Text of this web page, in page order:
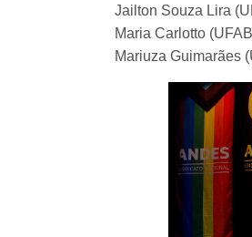
Jailton Souza Lira
Maria Carlotto
Mariuza Guimarães